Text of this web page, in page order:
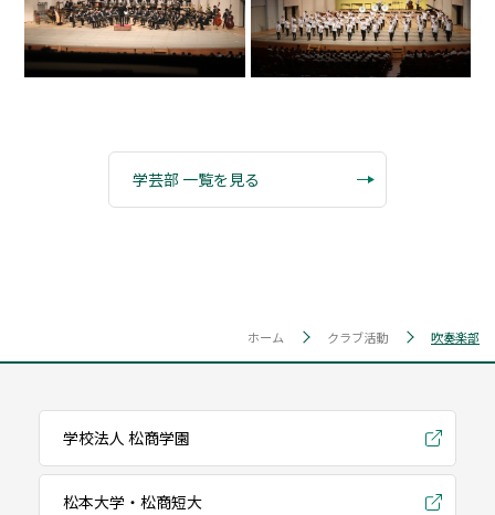
学芸部 一覧を見る
ホーム クラブ活動 吹奏楽部
学校法人 松商学園
松本大学・松商短大